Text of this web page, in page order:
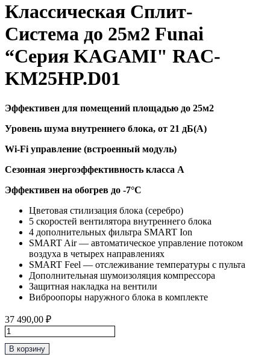
Классическая Сплит-
Система до 25м2 Funai
“Серия KAGAMI" RAC-
KM25HP.D01
Эффективен для помещений площадью до 25м2
Уровень шума внутреннего блока, от 21 дБ(А)
Wi-Fi управление (встроенный модуль)
Сезонная энергоэффективность класса А
Эффективен на обогрев до -7°C
Цветовая стилизация блока (серебро)
5 скоростей вентилятора внутреннего блока
4 дополнительных фильтра SMART Ion
SMART Air — автоматическое управление потоком
воздуха в четырех направлениях
SMART Feel — отслеживание температуры с пульта
Дополнительная шумоизоляция компрессора
Защитная накладка на вентили
Виброопоры наружного блока в комплекте
37 490,00 ₽
Количество
товара
Классическая
В корзину